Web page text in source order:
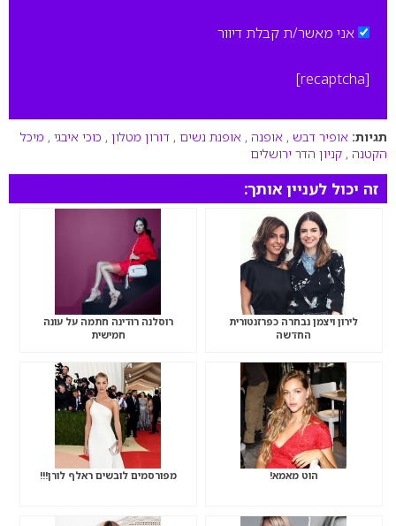
אני מאשר/ת קבלת דיוור
[recaptcha]
תגיות: אופיר דבש , אופנה , אופנת נשים , דורון מטלון , כוכי איבגי , מיכל
הקטנה , קניון הדר ירושלים
זה יכול לעניין אותך:
לירון ויצמן נבחרה כפרזנטורית
החדשה
רוסלנה רודינה חתמה על עונה
חמישית
הוט מאמא! מפורסמים לובשים ראלף לורן!!!